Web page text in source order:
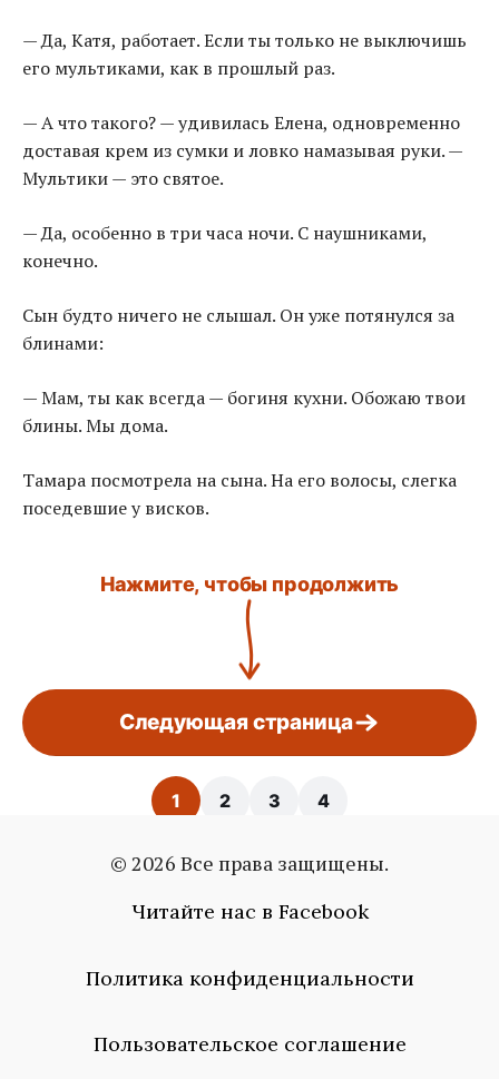
— Да, Катя, работает. Если ты только не выключишь
его мультиками, как в прошлый раз.
— А что такого? — удивилась Елена, одновременно
доставая крем из сумки и ловко намазывая руки. —
Мультики — это святое.
— Да, особенно в три часа ночи. С наушниками,
конечно.
Сын будто ничего не слышал. Он уже потянулся за
блинами:
— Мам, ты как всегда — богиня кухни. Обожаю твои
блины. Мы дома.
Тамара посмотрела на сына. На его волосы, слегка
поседевшие у висков.
Нажмите, чтобы продолжить
Следующая страница
1 2 3 4
Страница: 1 / 4
© 2026 Все права защищены.
Читайте нас в Facebook
Политика конфиденциальности
Пользовательское соглашение